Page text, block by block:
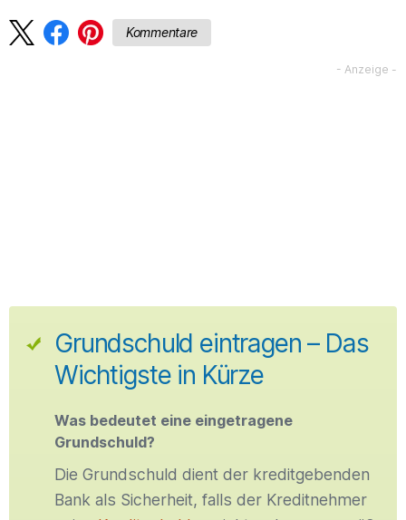
Kommentare
Grundschuld eintragen – Das
Wichtigste in Kürze
Was bedeutet eine eingetragene
Grundschuld?
Die Grundschuld dient der kreditgebenden
Bank als Sicherheit, falls der Kreditnehmer